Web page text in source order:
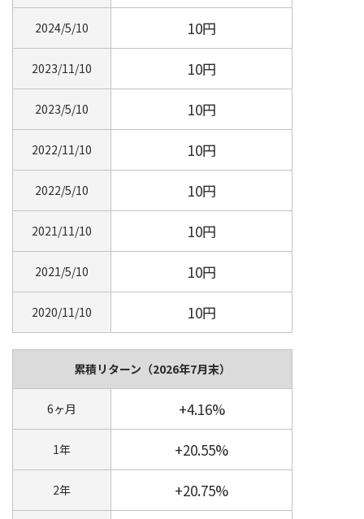
2024/5/10 10円
2023/11/10 10円
2023/5/10 10円
2022/11/10 10円
2022/5/10 10円
2021/11/10 10円
2021/5/10 10円
2020/11/10 10円
累積リターン （2026年7月末）
6ヶ月 +4.16%
1年 +20.55%
2年 +20.75%